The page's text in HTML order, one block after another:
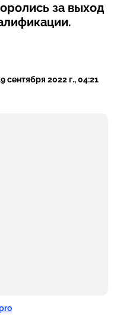
за выход
сентября 2022 г., 04:21